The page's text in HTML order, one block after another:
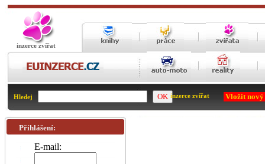
inzerce zvířat
Hledej inzerce zvířat Vložit
Přihlášení:
E-mail: